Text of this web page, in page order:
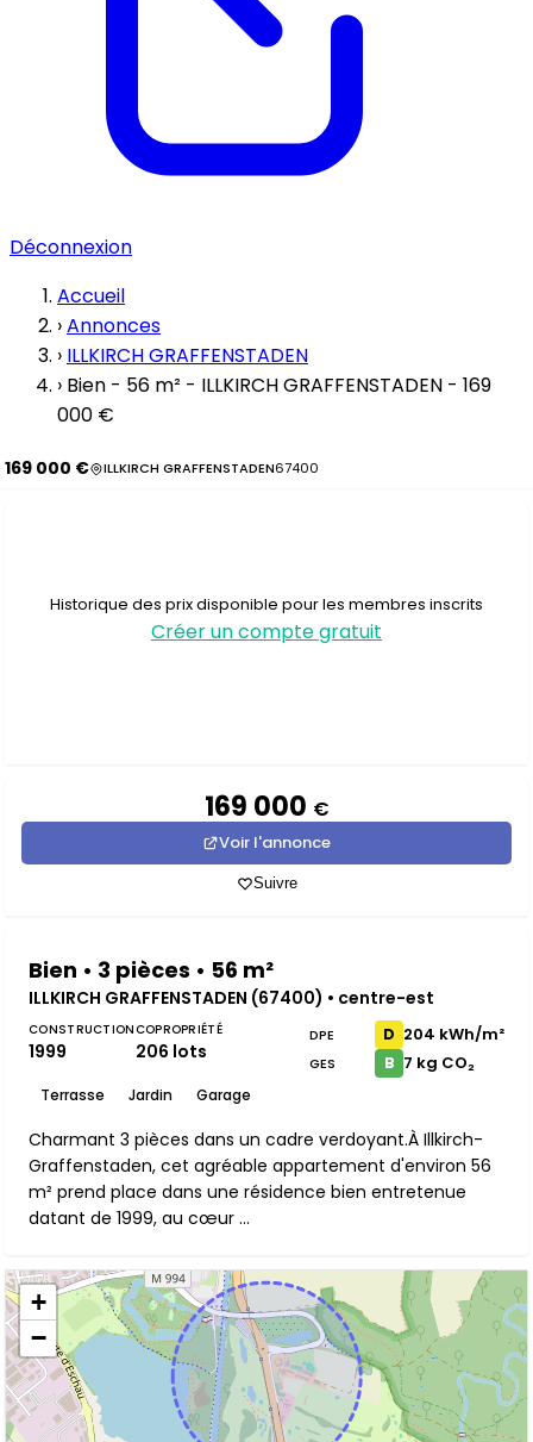
Déconnexion
Accueil
›Annonces
› ILLKIRCH GRAFFENSTADEN
› Bien - 56 m² - ILLKIRCH GRAFFENSTADEN - 169
000 €
169 000 € ILLKIRCH GRAFFENSTADEN67400
Historique des prix disponible pour les membres inscrits
Créer un compte gratuit
169 000 €
Voir l'annonce
Suivre
Bien • 3 pièces • 56 m²
ILLKIRCH GRAFFENSTADEN (67400) • centre-est
CONSTRUCTION
1999
COPROPRIÉTÉ
206 lots
Terrasse Jardin Garage
DPE D 204 kWh/m²
GES B 7 kg CO₂
Charmant 3 pièces dans un cadre verdoyant.À Illkirch-
Graffenstaden, cet agréable appartement d'environ 56
m² prend place dans une résidence bien entretenue
datant de 1999, au cœur ...
+
−